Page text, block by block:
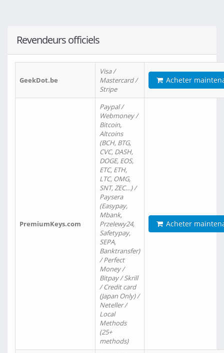
Revendeurs officiels
GeekDot.be
Visa /
Mastercard /
Stripe
Acheter
PremiumKeys.com
Paypal /
Webmoney /
Bitcoin,
Altcoins
(BCH, BTG,
CVC, DASH,
DOGE, EOS,
ETC, ETH,
LTC, OMG,
SNT, ZEC…) /
Paysera
(Easypay,
Mbank,
Przelewy24,
Safetypay,
SEPA,
Banktransfer)
/ Perfect
Money /
Bitpay / Skrill
/ Credit card
(Japan Only) /
Neteller /
Local
Methods
(25+
methods)
Acheter